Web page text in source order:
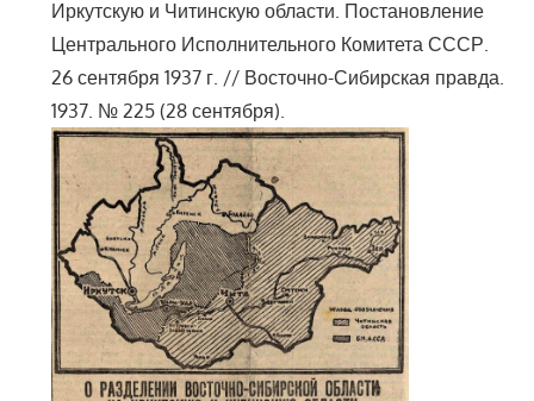
Иркутскую и Читинскую области. Постановление
Центрального Исполнительного Комитета СССР.
26 сентября 1937 г. // Восточно-Сибирская правда.
1937. № 225 (28 сентября).